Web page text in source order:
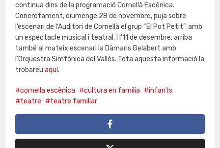
continua dins de la programació Cornellà Escènica.
Concretament, diumenge 28 de novembre, puja sobre
l’escenari de l’Auditori de Cornellà el grup “El Pot Petit”, amb
un espectacle musical i teatral. I l’11 de desembre, arriba
també al mateix escenari la Dàmaris Gelabert amb
l’Orquestra Simfònica del Vallès. Tota aquesta informació la
trobareuaquí.
cornella escènica cultura en família
infants
teatre
teatre familiar